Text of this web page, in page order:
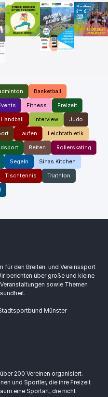
Basketball
Fitness Freizeit
Handball Interview Judo
Laufen Leichtathletik
Reiten Rollerskating
Segeln Sinas Kitchen
Tischtennis Triathlon
für den Breiten. und Vereinssport
berichten über große und kleine
sowie Themen
Münster
200 Vereinen organisiert.
und Sportler, die ihre Freizeit
eine Sportart, die nicht